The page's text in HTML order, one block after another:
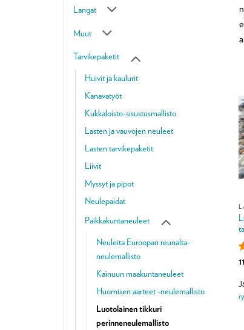
Langat
Muut
Tarvikepaketit
Huivit ja kaulurit
Kanavatyöt
Kukkaloisto-sisustusmallisto
Lasten ja vauvojen neuleet
Lasten tarvikepaketit
Liivit
Myssyt ja pipot
Neulepaidat
Paikkakuntaneuleet
Neuleita Euroopan reunalta-
neulemallisto
Kainuun maakuntaneuleet
Huomisen aarteet -neulemallisto
Luotolainen tikkuri
perinneneulemallisto
ry